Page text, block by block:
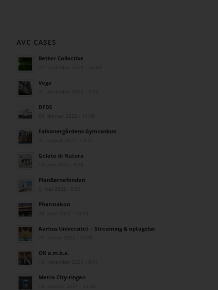
AVC CASES
Better Collective
Vega
DFDS
Falkonergårdens Gymnasium
Gelato di Natura
PlanBørnefonden
Pharmakon
Aarhus Universitet – Streaming & optagelse
OK a.m.b.a.
Metro City-ringen